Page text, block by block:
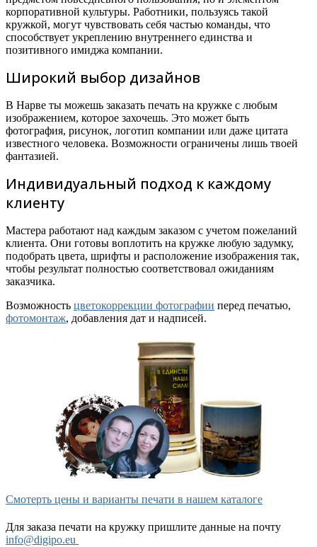
корпоративной культуры. Работники, пользуясь такой
кружкой, могут чувствовать себя частью команды, что
способствует укреплению внутреннего единства и
позитивного имиджа компании.
Широкий выбор дизайнов
В Нарве ты можешь заказать печать на кружке с любым
изображением, которое захочешь. Это может быть
фотография, рисунок, логотип компании или даже цитата
известного человека. Возможности ограничены лишь твоей
фантазией.
Индивидуальный подход к каждому
клиенту
Мастера работают над каждым заказом с учетом пожеланий
клиента. Они готовы воплотить на кружке любую задумку,
подобрать цвета, шрифты и расположение изображения так,
чтобы результат полностью соответствовал ожиданиям
заказчика.
Возможность цветокоррекции фотографии перед печатью,
фотомонтаж, добавления дат и надписей.
Смотерть цены и варианты печати в нашем каталоге
Для заказа печати на кружку пришлите данные на почту
info@digipo.eu